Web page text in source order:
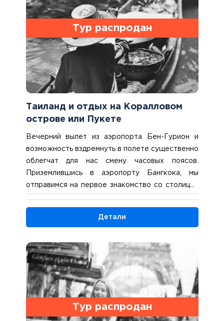
Рима – ГОСТИНИЦА MEDITERRANEO или
подобная
Тур распродан
Таиланд и отдых на Коралловом
острове или Пукете
Вечерний вылет из аэропорта Бен-Гурион и
возможность вздремнуть в полете существенно
облегчат для нас смену часовых поясов.
Приземлившись в аэропорту Бангкока, мы
отправимся на первое знакомство со столицей
ввысь небоскребы и широкие проспекты,
заполненные автомобилями и моторикшами.
многолюдных улицах, прилавки с экзотической
едой, сияющие гостиницы и здания делового
квартала. Вечером, после отдыха в гостинице,
сможем отправиться в приятный круиз с
ужином по реке Чао Прайя и полюбоваться
ярко освещенным городом (за дополнительную
плату). 2 ночи в Бангкоке.
Детали
Тур распродан